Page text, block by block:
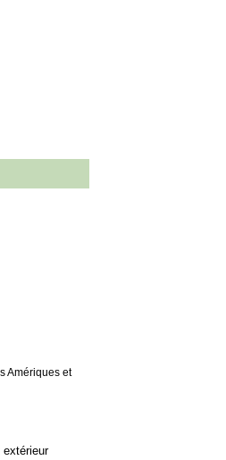
Amériques et
extérieur